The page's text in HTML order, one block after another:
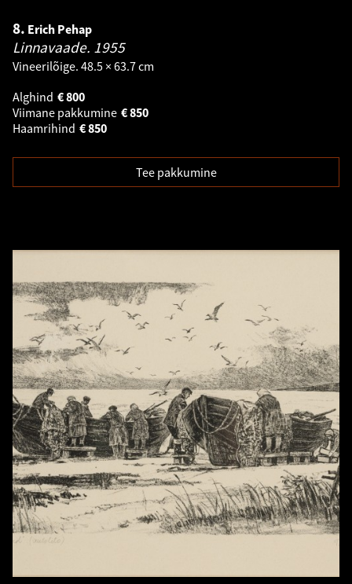
8. Erich Pehap
Linnavaade. 1955
Vineerilõige. 48.5 × 63.7 cm
Alghind
800
€
Viimane pakkumine
850
€
Haamrihind
850
€
Tee pakkumine